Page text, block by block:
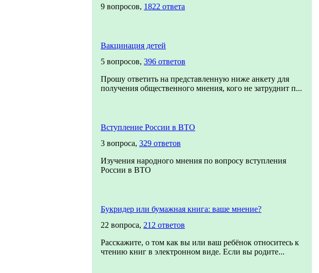
9 вопросов, 1822 ответа
Вакцинация детей
5 вопросов, 396 ответов
Прошу ответить на представленную ниже анкету для
получения общественного мнения, кого не затруднит п...
Вступление России в ВТО
3 вопроса, 329 ответов
Изучения народного мнения по вопросу вступления
России в ВТО
Букридер или бумажная книга: ваше мнение?
22 вопроса, 212 ответов
Расскажите, о том как вы или ваш ребёнок относитесь к
чтению книг в электронном виде. Если вы родите...